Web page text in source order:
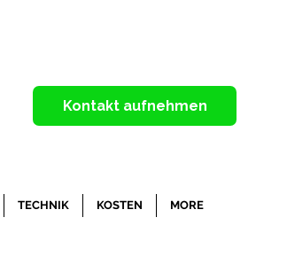
Kontakt aufnehmen
TECHNIK KOSTEN MORE